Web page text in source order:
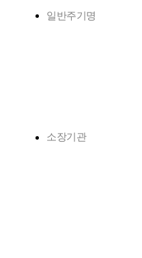
일반주기명
소장기관